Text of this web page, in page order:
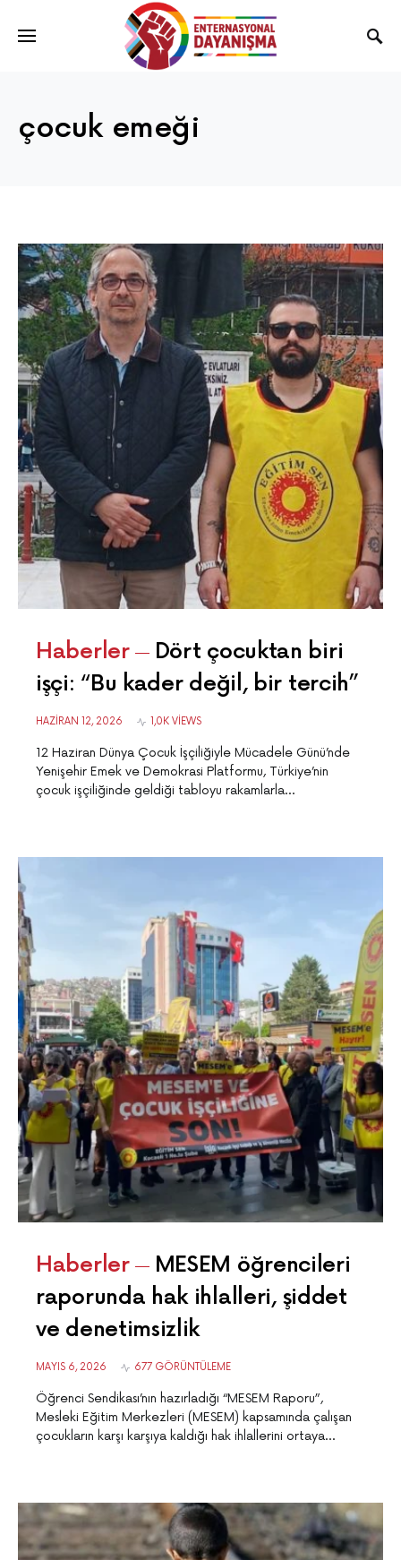
çocuk emeği
Haberler
Dört çocuktan biri
işçi: “Bu kader değil, bir tercih”
HAZIRAN 12, 2026 1,0K VIEWS
12 Haziran Dünya Çocuk İşçiliğiyle Mücadele Günü’nde
Yenişehir Emek ve Demokrasi Platformu, Türkiye’nin
çocuk işçiliğinde geldiği tabloyu rakamlarla…
Haberler
MESEM öğrencileri
raporunda hak ihlalleri, şiddet
ve denetimsizlik
MAYIS 6, 2026 677 GÖRÜNTÜLEME
Öğrenci Sendikası’nın hazırladığı “MESEM Raporu”,
Mesleki Eğitim Merkezleri (MESEM) kapsamında çalışan
çocukların karşı karşıya kaldığı hak ihlallerini ortaya…